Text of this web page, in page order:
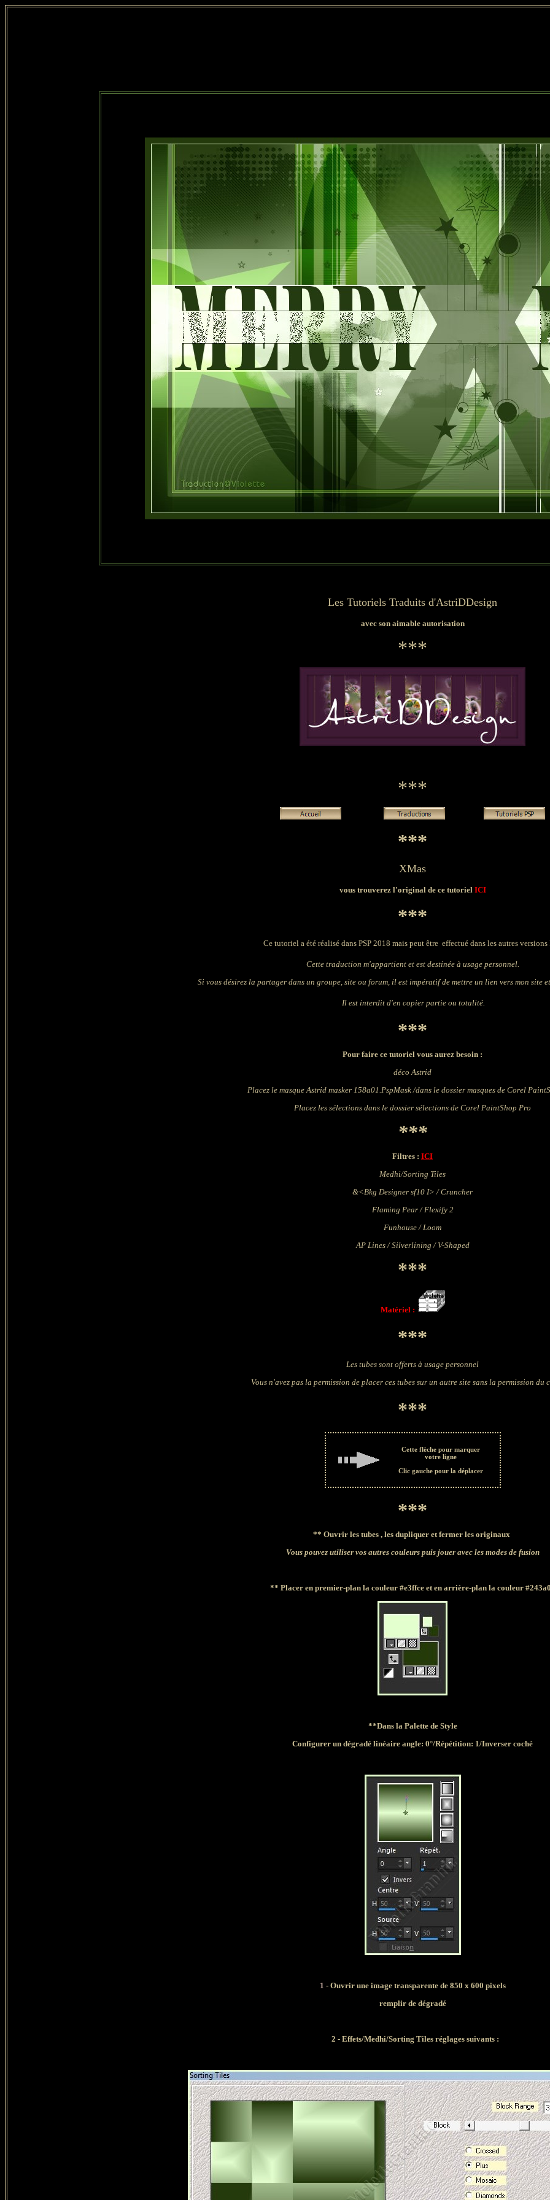
Les Tutoriels Traduits d'AstriDDesign
avec son aimable autorisation
***
***
***
XMas
vous trouverez l'original de ce tutoriel ICI
***
Ce tutoriel a été réalisé dans PSP 2018 mais peut être effectué dans les autres versions
Cette traduction m'appartient et est destinée à usage personnel.
Si vous désirez la partager dans un groupe, site ou forum, il est impératif de mettre un lien vers mon site
Il est interdit d'en copier partie ou totalité.
***
Pour faire ce tutoriel vous aurez besoin :
déco Astrid
Placez le masque Astrid masker 158a01.PspMask /dans le dossier masques de Corel
Placez les sélections dans le dossier sélections de Corel PaintShop Pro
***
Filtres : ICI
Medhi/Sorting Tiles
&<Bkg Designer sf10 I> / Cruncher
Flaming Pear / Flexify 2
Funhouse / Loom
AP Lines / Silverlining / V-Shaped
***
Matériel :
***
Les tubes sont offerts à usage personnel
Vous n'avez pas la permission de placer ces tubes sur un autre site sans la permission du
***
Cette flèche pour marquer
votre ligne
Clic gauche pour la déplacer
***
** Ouvrir les tubes , les dupliquer et fermer les originaux
Vous pouvez utiliser vos autres couleurs puis jouer avec les modes de fusion
** Placer en premier-plan la couleur #e3ffce et en arrière-plan la couleur
**Dans la Palette de Style
Configurer un dégradé linéaire angle: 0°/Répétition: 1/Inverser coché
1 - Ouvrir une image transparente de 850 x 600 pixels
remplir de dégradé
2 - Effets/Medhi/Sorting Tiles réglages suivants :